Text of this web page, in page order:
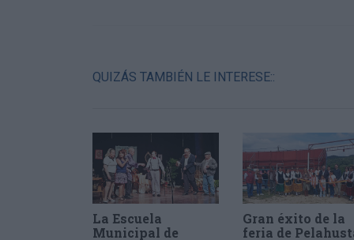
QUIZÁS TAMBIÉN LE INTERESE::
La Escuela
Municipal de
Gran éxito de la
feria de